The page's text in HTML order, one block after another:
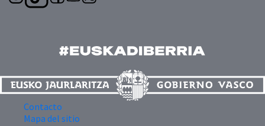
Contacto
Mapa del sitio